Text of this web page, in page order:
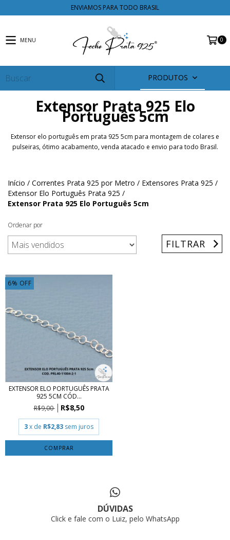
ENVIAMOS PARA TODO BRASIL
MENU 0
PRODUTOS
Extensor Prata 925 Elo
Português 5cm
Extensor elo português em prata 925 5cm para montagem de colares e
pulseiras, ótimo acabamento, venda atacado e envio para todo Brasil.
Início / Correntes Prata 925 por Metro / Extensores Prata 925 /
Extensor Elo Português Prata 925 /
Extensor Prata 925 Elo Português 5cm
Ordenar por
FILTRAR
6% OFF
EXTENSOR ELO PORTUGUÊS PRATA
925 5CM CÓD...
R$9,00
R$8,50
3x de R$2,83 sem juros
DÚVIDAS
Click e fale com o Luiz, pelo WhatsApp